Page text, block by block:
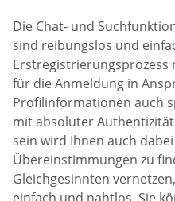
Die Chat- und
sind reibungslos und
für die Anmeldung in
Profilinformationen auch
mit absoluter
sein wird Ihnen auch
Übereinstimmungen zu
Gleichgesinnten